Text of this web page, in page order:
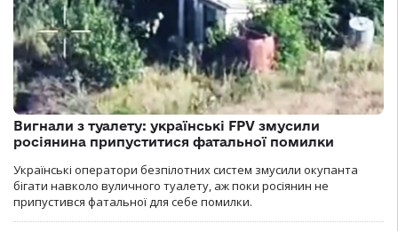
Вигнали з туалету: українські FPV змусили
росіянина припуститися фатальної помилки
Українські оператори безпілотних систем змусили окупанта
бігати навколо вуличного туалету, аж поки росіянин не
припустився фатальної для себе помилки.